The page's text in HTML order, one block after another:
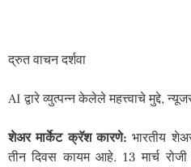
द्रुत वाचन दर्शवा
AI द्वारे व्युत्पन्न केलेले महत्त्वाचे मुद्दे,
शेअर मार्केट क्रॅश कारणे: भारतीय
तीन दिवस कायम आहे. 13 मार्च रोजी